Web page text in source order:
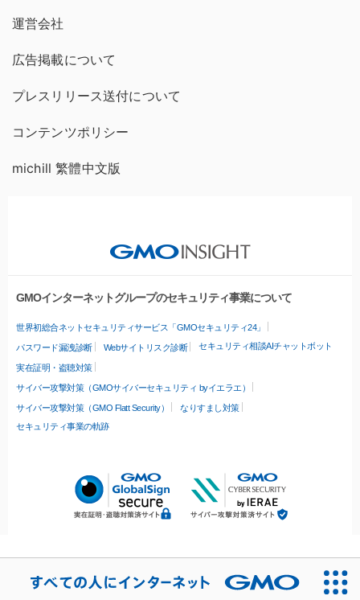
運営会社
広告掲載について
プレスリリース送付について
コンテンツポリシー
michill 繁體中文版
GMOインターネットグループのセキュリティ事業について
世界初総合ネットセキュリティサービス「GMOセキュリティ24」
パスワード漏洩診断 Webサイトリスク診断 セキュリティ相談AIチャットボット
実在証明・盗聴対策
サイバー攻撃対策（GMOサイバーセキュリティ byイエラエ）
サイバー攻撃対策（GMO Flatt Security）
なりすまし対策
セキュリティ事業の軌跡